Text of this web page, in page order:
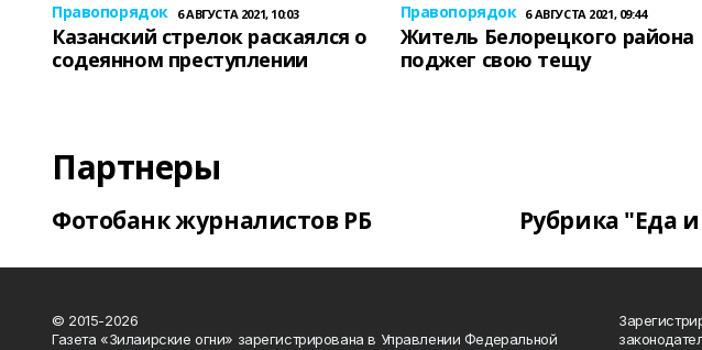
Правопорядок 6 АВГУСТА 2021, 10:03
Казанский стрелок раскаялся о
содеянном преступлении
Правопорядок 6 АВГУСТА 2021, 09:44
Житель Белорецкого района
поджег свою тещу
Партнеры
Фотобанк журналистов РБ Рубрика "Еда
© 2015-2026
Газета «Зилаирские огни» зарегистрирована в Управлении Федеральной